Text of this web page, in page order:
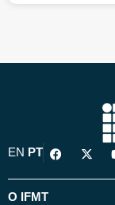
EN PT
F
a
e
X
-
w
O IFMT